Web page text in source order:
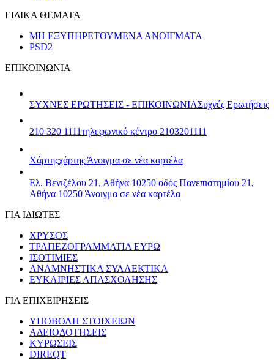
ΕΙΔΙΚΑ ΘΕΜΑΤΑ
ΜΗ ΕΞΥΠΗΡΕΤΟΥΜΕΝΑ ΑΝΟΙΓΜΑΤΑ
PSD2
ΕΠΙΚΟΙΝΩΝΙΑ
ΣΥΧΝΕΣ ΕΡΩΤΗΣΕΙΣ - ΕΠΙΚΟΙΝΩΝΙΑΣυχνές Ερωτήσεις
210 320 1111τηλεφωνικό κέντρο 2103201111
Χάρτηςχάρτης Άνοιγμα σε νέα καρτέλα
Ελ. Βενιζέλου 21, Αθήνα 10250 οδός Πανεπιστημίου 21,
Αθήνα 10250 Άνοιγμα σε νέα καρτέλα
ΓΙΑ ΙΔΙΩΤΕΣ
ΧΡΥΣΟΣ
ΤΡΑΠΕΖΟΓΡΑΜΜΑΤΙΑ ΕΥΡΩ
ΙΣΟΤΙΜΙΕΣ
ΑΝΑΜΝΗΣΤΙΚΑ ΣΥΛΛΕΚΤΙΚΑ
ΕΥΚΑΙΡΙΕΣ ΑΠΑΣΧΟΛΗΣΗΣ
ΓΙΑ ΕΠΙΧΕΙΡΗΣΕΙΣ
ΥΠΟΒΟΛΗ ΣΤΟΙΧΕΙΩΝ
ΑΔΕΙΟΔΟΤΗΣΕΙΣ
ΚΥΡΩΣΕΙΣ
DIREQT